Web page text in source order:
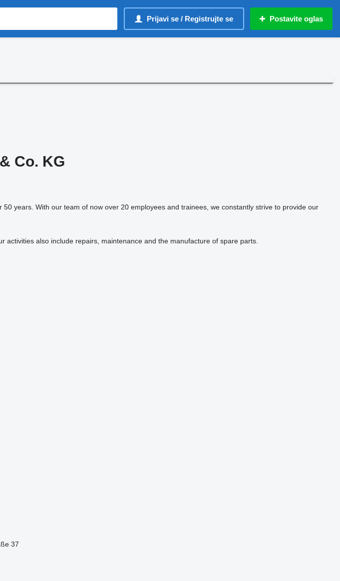
Prijavi se / Registrujte se Postavite oglas
Co. KG
years. With our team of now over 20 employees and trainees, we constantly strive to provide our
activities also include repairs, maintenance and the manufacture of spare parts.
37